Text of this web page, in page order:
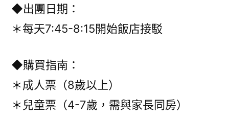
◆出團日期：
＊每天7:45-8:15開始飯店接駁
◆購買指南：
＊成人票（8歲以上）
＊兒童票（4-7歲，需與家長同房）